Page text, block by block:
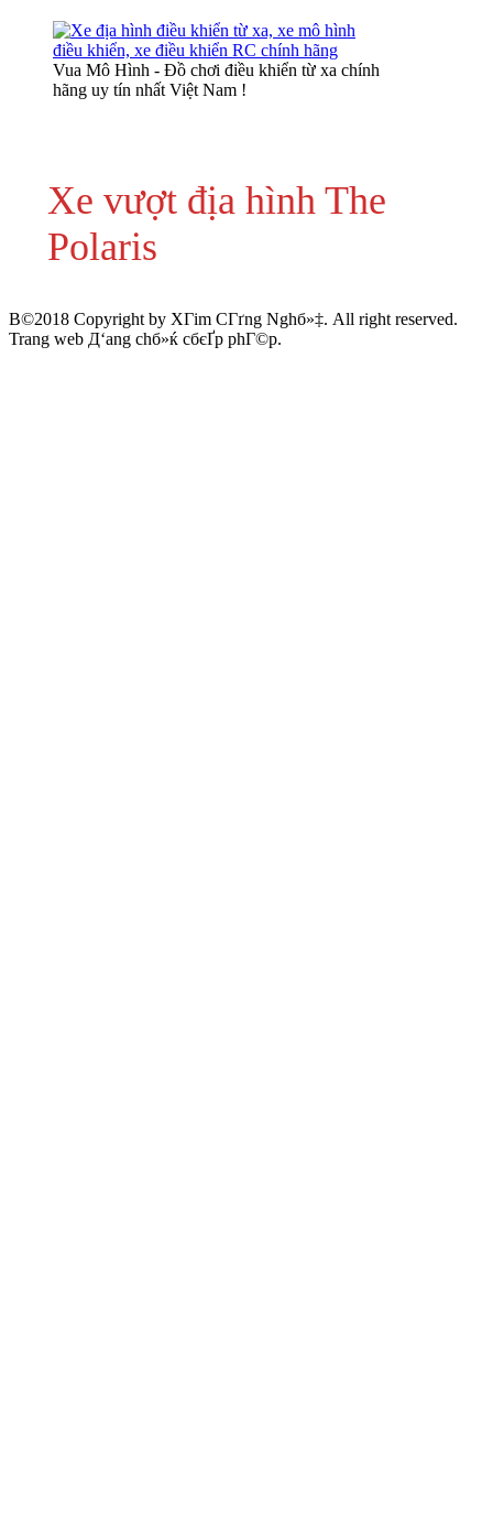
Vua Mô Hình - Đồ chơi điều khiển từ xa chính
hãng uy tín nhất Việt Nam !
Xe vượt địa hình The
Polaris
В©2018 Copyright by XГіm CГґng Nghб»‡. All right reserved.
Trang web Д‘ang chб»ќ cбєҐp phГ©p.